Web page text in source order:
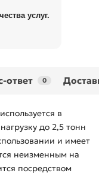
услуг.
ответ 0
в
до 2,5 тонн
и имеет
неизменным на
посредством